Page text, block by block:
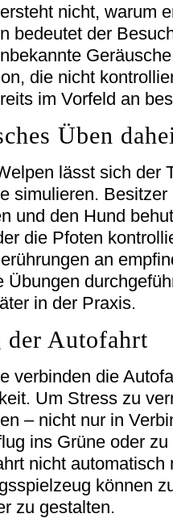
nicht, warum
bedeutet der
die nicht
im Vorfeld an
Üben
lässt sich der
simulieren.
und den Hund
die Pfoten
an
Übungen
in der Praxis.
der Autofahrt
verbinden die
Um Stress zu
– nicht nur in
ins Grüne oder
nicht
können
zu gestalten.